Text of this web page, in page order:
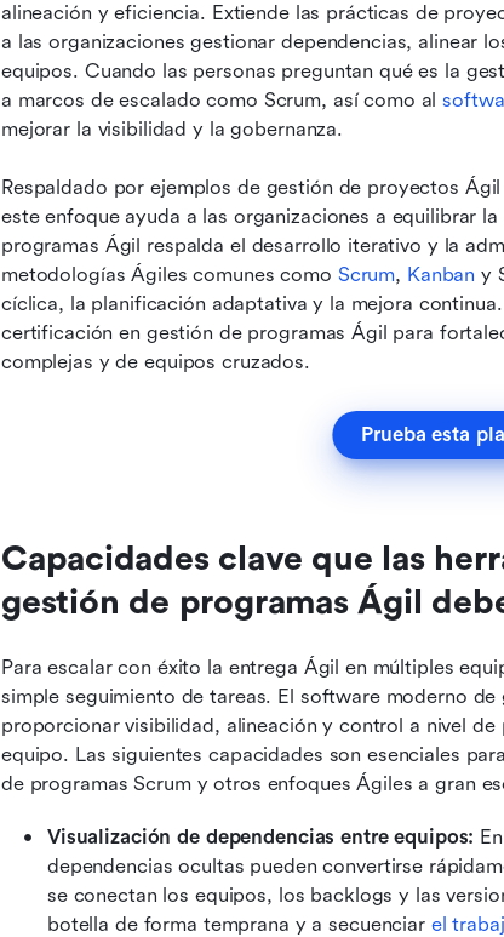
alineación y eficiencia. Extiende las prácticas de
a las organizaciones gestionar dependencias, alinear
equipos. Cuando las personas preguntan qué es la
a marcos de escalado como Scrum, así como al
mejorar la visibilidad y la gobernanza.
Respaldado por ejemplos de gestión de proyectos
este enfoque ayuda a las organizaciones a equilibrar
programas Ágil respalda el desarrollo iterativo y la
metodologías Ágiles comunes como Scrum, Kanban y
cíclica, la planificación adaptativa y la mejora
certificación en gestión de programas Ágil para
complejas y de equipos cruzados.
Prueba esta
Capacidades clave que las
gestión de programas Ágil
Para escalar con éxito la entrega Ágil en múltiples
simple seguimiento de tareas. El software moderno
proporcionar visibilidad, alineación y control a nivel
equipo. Las siguientes capacidades son esenciales
de programas Scrum y otros enfoques Ágiles a gran
Visualización de dependencias entre equipos:
dependencias ocultas pueden convertirse
se conectan los equipos, los backlogs y las
botella de forma temprana y a secuenciar el